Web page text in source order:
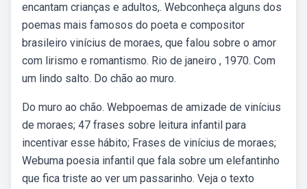
encantam crianças e adultos,. Webconheça alguns dos
poemas mais famosos do poeta e compositor
brasileiro vinícius de moraes, que falou sobre o amor
com lirismo e romantismo. Rio de janeiro , 1970. Com
um lindo salto. Do chão ao muro.
Do muro ao chão. Webpoemas de amizade de vinícius
de moraes; 47 frases sobre leitura infantil para
incentivar esse hábito; Frases de vinícius de moraes;
Webuma poesia infantil que fala sobre um elefantinho
que fica triste ao ver um passarinho. Veja o texto